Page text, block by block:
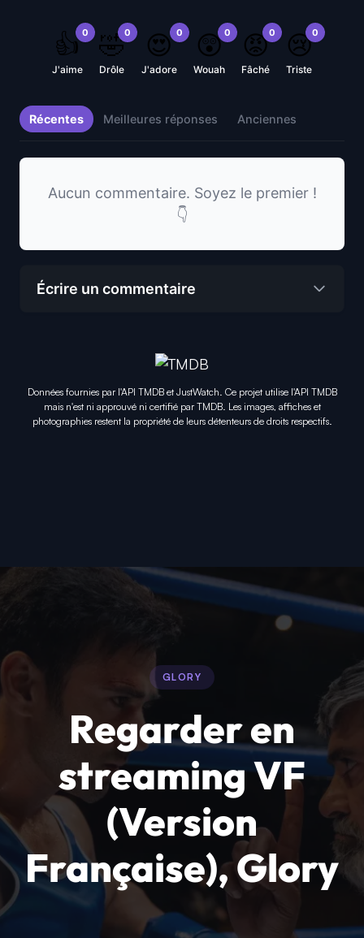
0
👍
J'aime
0
🤣
Drôle
0
😍
J'adore
0
😲
Wouah
0
😡
Fâché
0
😢
Triste
Récentes Meilleures réponses Anciennes
Aucun commentaire. Soyez le premier !
👇
Écrire un commentaire
Données fournies par l'API TMDB et JustWatch. Ce projet utilise l'API TMDB
mais n'est ni approuvé ni certifié par TMDB. Les images, affiches et
photographies restent la propriété de leurs détenteurs de droits respectifs.
GLORY
Regarder en
streaming VF
(Version
Française), Glory